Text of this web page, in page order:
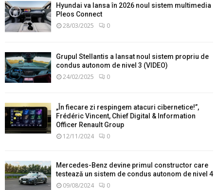
Hyundai va lansa în 2026 noul sistem multimedia
Pleos Connect
28/03/2025 0
Grupul Stellantis a lansat noul sistem propriu de
condus autonom de nivel 3 (VIDEO)
24/02/2025 0
„În fiecare zi respingem atacuri cibernetice!”,
Frédéric Vincent, Chief Digital & Information
Officer Renault Group
12/11/2024 0
Mercedes-Benz devine primul constructor care
testează un sistem de condus autonom de nivel 4
09/08/2024 0